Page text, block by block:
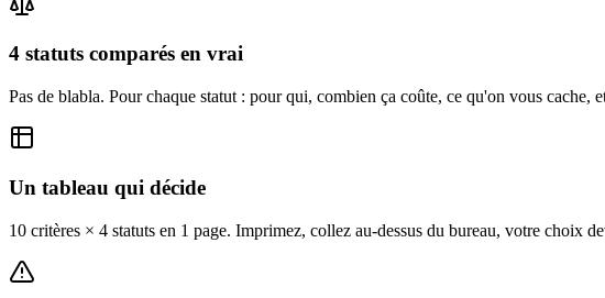
4 statuts comparés en vrai
Pas de blabla. Pour chaque statut : pour qui, combien ça coûte, ce qu'on vous cache,
Un tableau qui décide
10 critères × 4 statuts en 1 page. Imprimez, collez au-dessus du bureau, votre choix